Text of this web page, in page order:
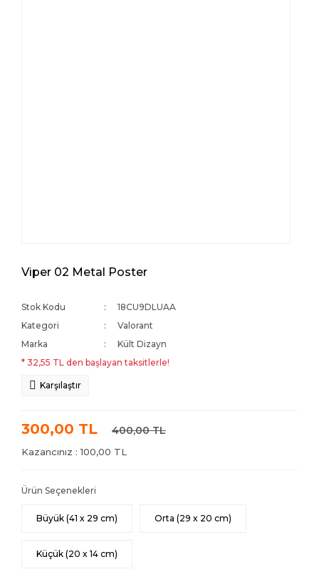
Viper 02 Metal Poster
Stok Kodu
18CU9DLUAA
Kategori
Valorant
Marka
Kült Dizayn
* 32,55 TL den başlayan taksitlerle!
Karşılaştır
300,00 TL 400,00 TL
Kazancınız : 100,00 TL
Ürün Seçenekleri
Büyük (41 x 29 cm) Orta (29 x 20 cm)
Küçük (20 x 14 cm)